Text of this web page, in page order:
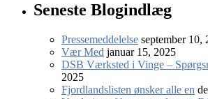
Seneste Blogindlæg
Pressemeddelelse september 10,
Vær Med januar 15, 2025
DSB Værksted i Vinge –
2025
Fjordlandslisten ønsker alle en